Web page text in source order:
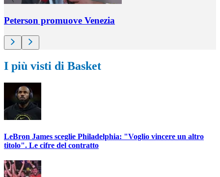
Peterson promuove Venezia
I più visti di Basket
LeBron James sceglie Philadelphia: "Voglio vincere un altro
titolo". Le cifre del contratto